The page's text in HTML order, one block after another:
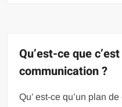
Qu’est-ce que
communication ?
Qu’ est-ce qu’un plan